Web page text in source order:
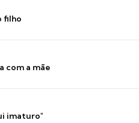
filho
com a mãe
imaturo"